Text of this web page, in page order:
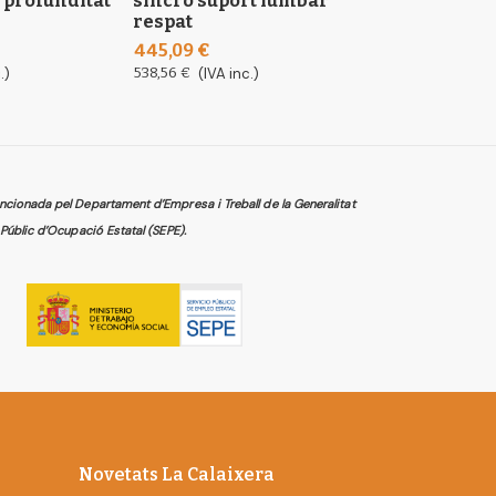
respat
445,09 €
538,56 € (IVA inc.)
pel Departament d’Empresa i Treball de la Generalitat
d’Ocupació Estatal (SEPE).
Novetats La Calaixera